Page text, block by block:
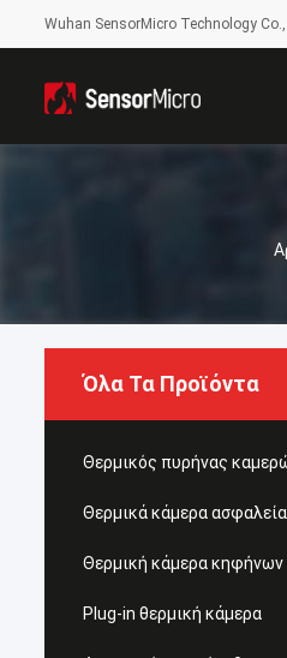
Wuhan SensorMicro Technology Co.,
Όλα Τα Προϊόντα
Θερμικός πυρήνας
Θερμικά κάμερα
Θερμική κάμερα κηφήνων
Plug-in θερμική κάμερα